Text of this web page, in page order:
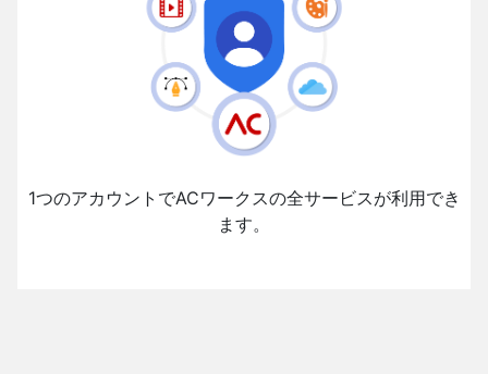
1つのアカウントでACワークスの全サービスが利用でき
ます。